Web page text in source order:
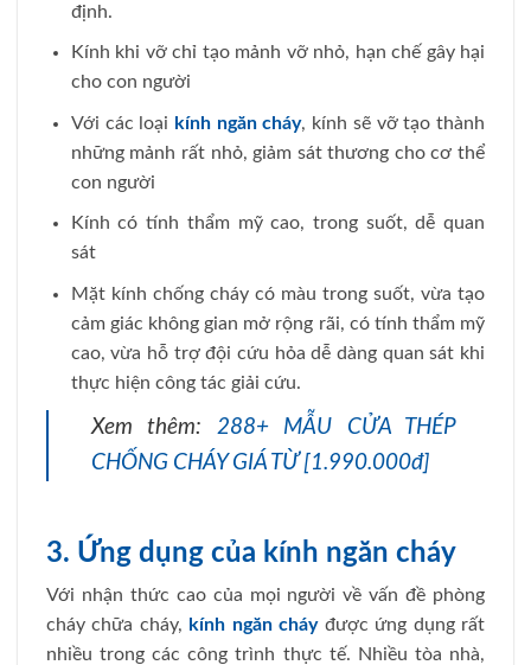
định.
Kính khi vỡ chỉ tạo mảnh vỡ nhỏ, hạn chế gây hại
cho con người
Với các loại kính ngăn cháy, kính sẽ vỡ tạo thành
những mảnh rất nhỏ, giảm sát thương cho cơ thể
con người
Kính có tính thẩm mỹ cao, trong suốt, dễ quan
sát
Mặt kính chống cháy có màu trong suốt, vừa tạo
cảm giác không gian mở rộng rãi, có tính thẩm mỹ
cao, vừa hỗ trợ đội cứu hỏa dễ dàng quan sát khi
thực hiện công tác giải cứu.
Xem thêm: 288+ MẪU CỬA THÉP
CHỐNG CHÁY GIÁ TỪ [1.990.000đ]
3. Ứng dụng của kính ngăn cháy
Với nhận thức cao của mọi người về vấn đề phòng
cháy chữa cháy, kính ngăn cháyđược ứng dụng rất
nhiều trong các công trình thực tế. Nhiều tòa nhà,